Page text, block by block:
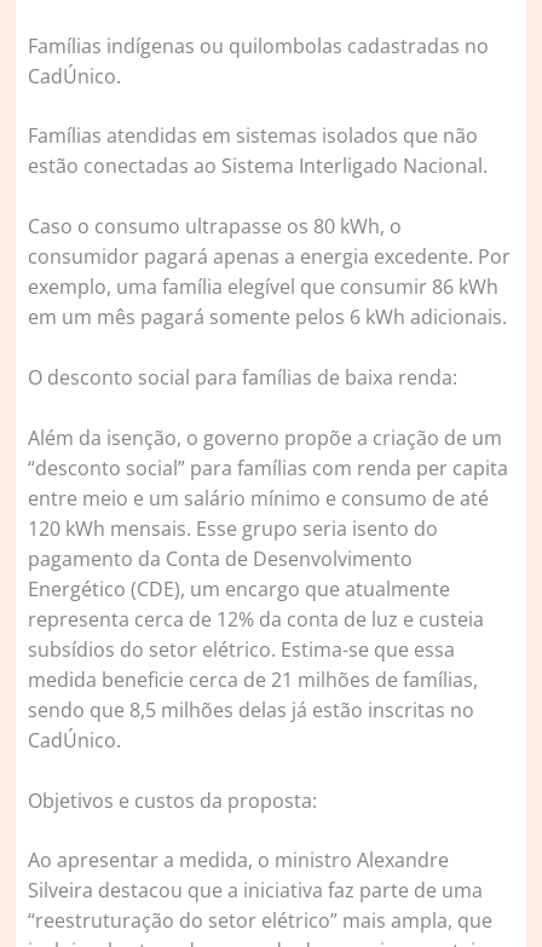
Famílias indígenas ou quilombolas cadastradas no
CadÚnico.
Famílias atendidas em sistemas isolados que não
estão conectadas ao Sistema Interligado Nacional.
Caso o consumo ultrapasse os 80 kWh, o
consumidor pagará apenas a energia excedente. Por
exemplo, uma família elegível que consumir 86 kWh
em um mês pagará somente pelos 6 kWh adicionais.
O desconto social para famílias de baixa renda:
Além da isenção, o governo propõe a criação de um
“desconto social” para famílias com renda per capita
entre meio e um salário mínimo e consumo de até
120 kWh mensais. Esse grupo seria isento do
pagamento da Conta de Desenvolvimento
Energético (CDE), um encargo que atualmente
representa cerca de 12% da conta de luz e custeia
subsídios do setor elétrico. Estima-se que essa
medida beneficie cerca de 21 milhões de famílias,
sendo que 8,5 milhões delas já estão inscritas no
CadÚnico.
Objetivos e custos da proposta:
Ao apresentar a medida, o ministro Alexandre
Silveira destacou que a iniciativa faz parte de uma
“reestruturação do setor elétrico” mais ampla, que